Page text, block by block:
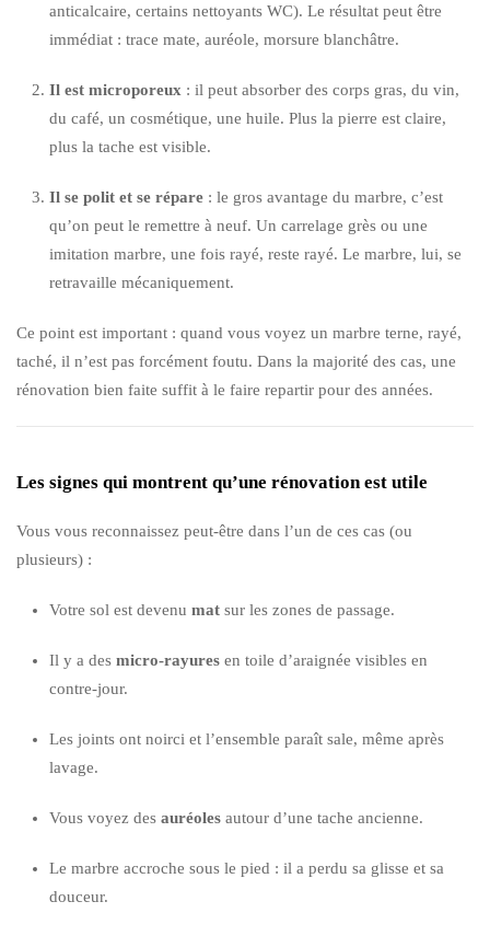
anticalcaire, certains nettoyants WC). Le résultat peut être
immédiat : trace mate, auréole, morsure blanchâtre.
Il est microporeux : il peut absorber des corps gras, du vin,
du café, un cosmétique, une huile. Plus la pierre est claire,
plus la tache est visible.
Il se polit et se répare : le gros avantage du marbre, c’est
qu’on peut le remettre à neuf. Un carrelage grès ou une
imitation marbre, une fois rayé, reste rayé. Le marbre, lui, se
retravaille mécaniquement.
Ce point est important : quand vous voyez un marbre terne, rayé,
taché, il n’est pas forcément foutu. Dans la majorité des cas, une
rénovation bien faite suffit à le faire repartir pour des années.
Les signes qui montrent qu’une rénovation est utile
Vous vous reconnaissez peut-être dans l’un de ces cas (ou
plusieurs) :
Votre sol est devenu mat sur les zones de passage.
Il y a des micro-rayures en toile d’araignée visibles en
contre-jour.
Les joints ont noirci et l’ensemble paraît sale, même après
lavage.
Vous voyez des auréoles autour d’une tache ancienne.
Le marbre accroche sous le pied : il a perdu sa glisse et sa
douceur.